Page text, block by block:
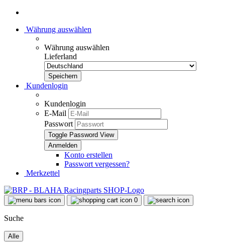
Währung auswählen
Währung auswählen
Lieferland
Kundenlogin
Kundenlogin
E-Mail
Passwort
Toggle Password View
Konto erstellen
Passwort vergessen?
Merkzettel
0
Suche
Alle